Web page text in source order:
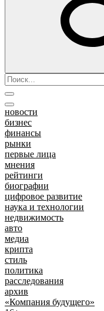
новости
бизнес
финансы
рынки
первые лица
мнения
рейтинги
биографии
цифровое развитие
наука и технологии
недвижимость
авто
медиа
крипта
стиль
политика
расследования
архив
«Компания будущего»